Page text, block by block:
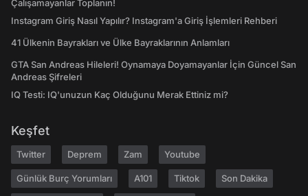
Çalışamayanlar Toplanın!
Instagram Giriş Nasıl Yapılır? Instagram'a Giriş İşlemleri Rehberi
41 Ülkenin Bayrakları ve Ülke Bayraklarının Anlamları
GTA San Andreas Hileleri! Oynamaya Doyamayanlar İçin Güncel San
Andreas Şifreleri
IQ Testi: IQ'unuzun Kaç Olduğunu Merak Ettiniz mi?
Keşfet
Twitter Deprem Zam Youtube
Günlük Burç Yorumları A101 Tiktok Son Dakika